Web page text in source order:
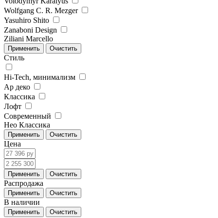
Wolfgang C. R. Mezger
Yasuhiro Shito
Zanaboni Design
Ziliani Marcello
Стиль
Hi-Tech, минимализм
Ар деко
Классика
Лофт
Современный
Нео Классика
Цена
Распродажа
В наличии